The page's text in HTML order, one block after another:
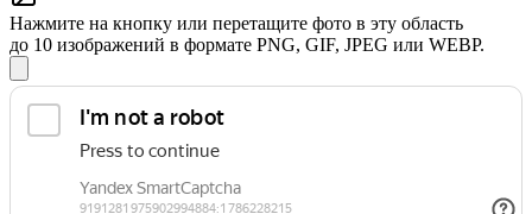
Нажмите на кнопку или перетащите фото в эту область
до 10 изображений в формате PNG, GIF, JPEG или WEBP.